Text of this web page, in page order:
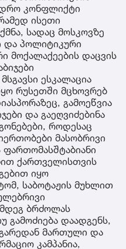
კონფლიქტი
ისეთი
სადაც მოსკოვზე
და პოლიტიკური
მოქალაქეების დაცვის
ესკალაცია
რუსეთში მცხოვრებ
გამოეწვია
და გაეღვიძებინა
როდესაც
მასობრივი
ქართველისთვის
იყო
საბოტაჟის მუხლით
ბრძოლას
გამოძიება დაადგენს,
მართული და
კამპანია,